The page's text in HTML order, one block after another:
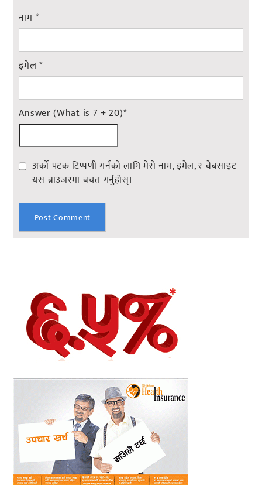
नाम *
इमेल*
Answer (What is 7 + 20)*
अर्को पटक टिप्पणी गर्नको लागि मेरो नाम, इमेल, र वेबसाइट
यस ब्राउजरमा बचत गर्नुहोस्।